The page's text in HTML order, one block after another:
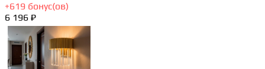
+619 бонус(ов)
6 196 ₽